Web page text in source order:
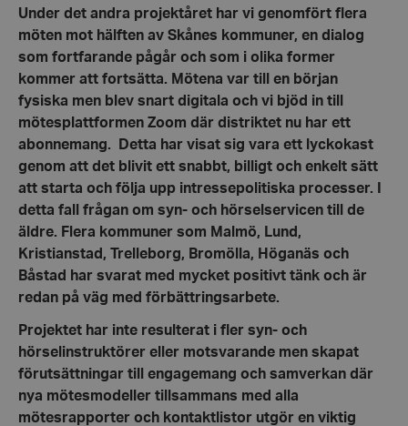
Under det andra projektåret har vi genomfört flera
möten mot hälften av Skånes kommuner, en dialog
som fortfarande pågår och som i olika former
kommer att fortsätta. Mötena var till en början
fysiska men blev snart digitala och vi bjöd in till
mötesplattformen Zoom där distriktet nu har ett
abonnemang. Detta har visat sig vara ett lyckokast
genom att det blivit ett snabbt, billigt och enkelt sätt
att starta och följa upp intressepolitiska processer. I
detta fall frågan om syn- och hörselservicen till de
äldre. Flera kommuner som Malmö, Lund,
Kristianstad, Trelleborg, Bromölla, Höganäs och
Båstad har svarat med mycket positivt tänk och är
redan på väg med förbättringsarbete.
Projektet har inte resulterat i fler syn- och
hörselinstruktörer eller motsvarande men skapat
förutsättningar till engagemang och samverkan där
nya mötesmodeller tillsammans med alla
mötesrapporter och kontaktlistor utgör en viktig